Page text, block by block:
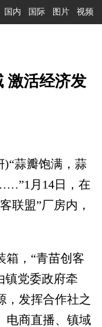
国内 国际 图片 视频
激活经济发
蒜瓣饱满，蒜
月14日，在
联盟”厂房内，
，“青苗创客
镇党委政府牵
，发挥合作社之
电商直播、镇域